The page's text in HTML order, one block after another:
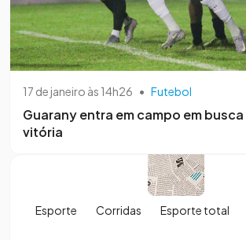
17 de janeiro às 14h26 • Futebol
Guarany entra em campo em
vitória
Esporte Corridas Esporte total